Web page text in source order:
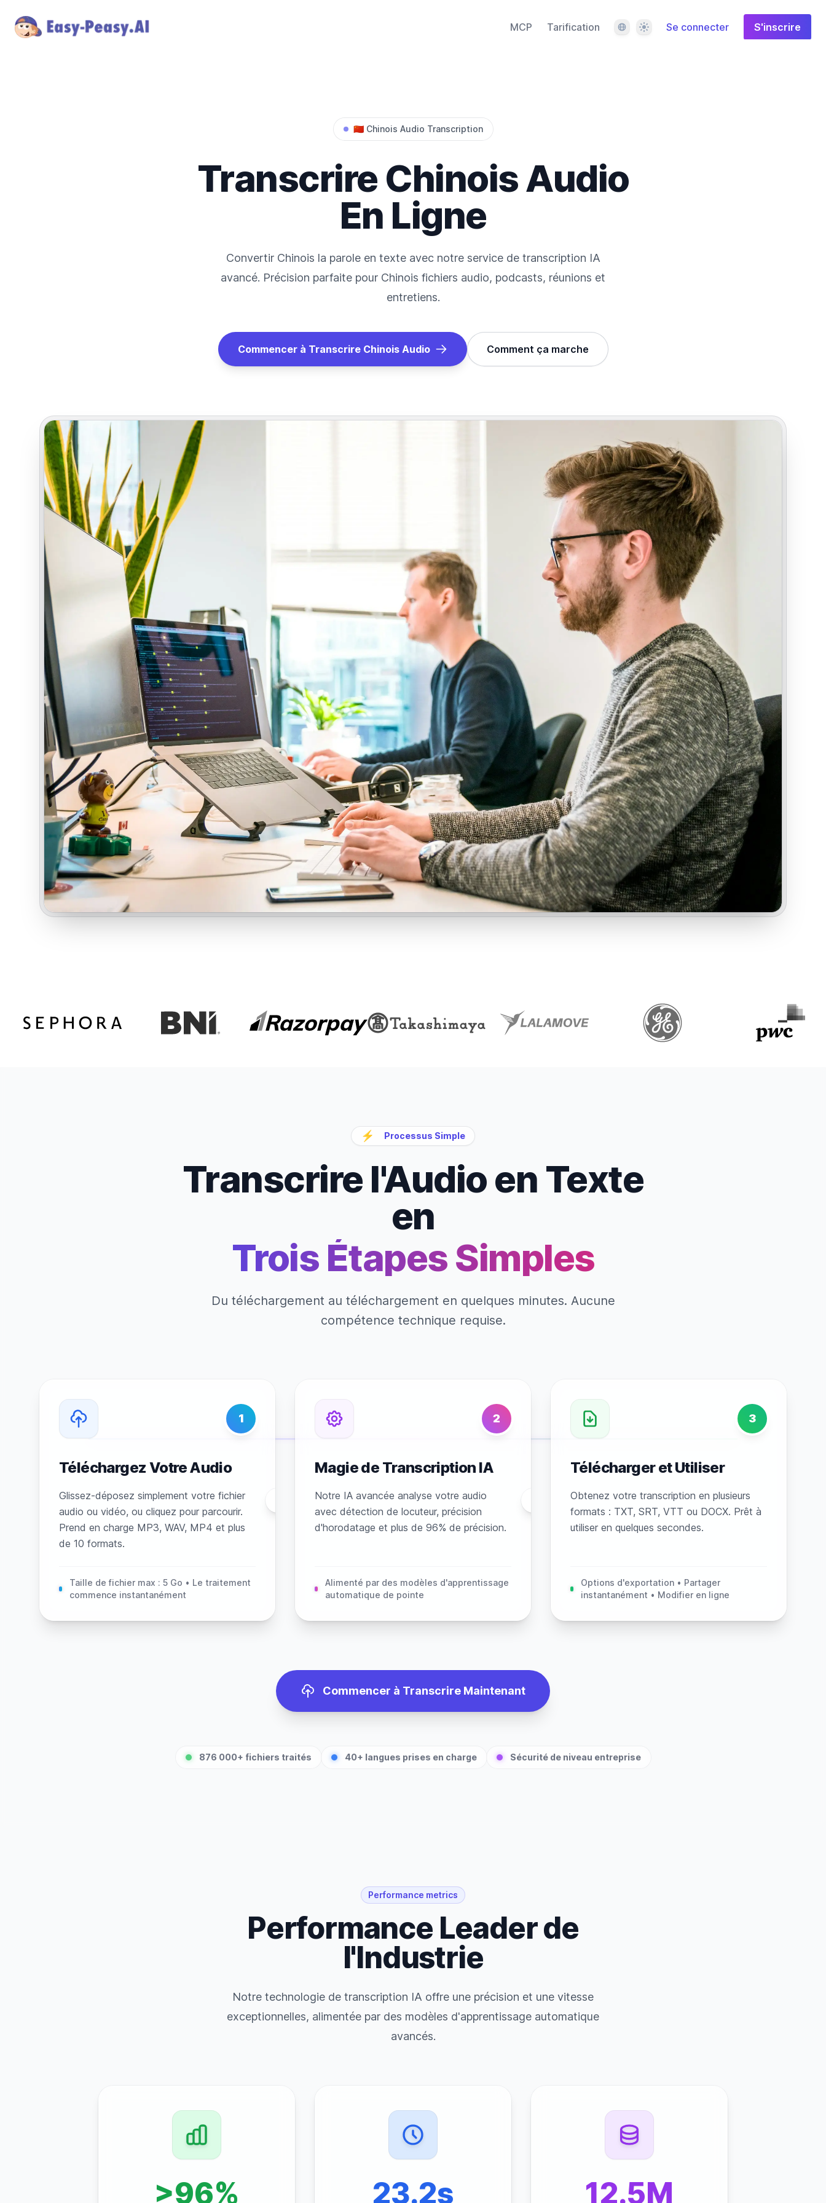
MCP Tarification LangueThèmeSe connecter S'inscrire
🇨🇳 Chinois Audio Transcription
Transcrire ChinoisAudio
En Ligne
Convertir Chinois la parole en texte avec notre service de transcription IA
avancé. Précision parfaite pour Chinois fichiers audio, podcasts, réunions et
entretiens.
Commencer à Transcrire Chinois Audio Comment ça marche
⚡ Processus Simple
Transcrire l'Audio en Texte
en
Trois Étapes Simples
Du téléchargement au téléchargement en quelques minutes. Aucune
compétence technique requise.
1
Téléchargez Votre Audio
Glissez-déposez simplement votre fichier
audio ou vidéo, ou cliquez pour parcourir.
Prend en charge MP3, WAV, MP4 et plus
de 10 formats.
Taille de fichier max : 5 Go • Le traitement
commence instantanément
2
Magie de Transcription IA
Notre IA avancée analyse votre audio
avec détection de locuteur, précision
d'horodatage et plus de 96% de précision.
Alimenté par des modèles d'apprentissage
automatique de pointe
3
Télécharger et Utiliser
Obtenez votre transcription en plusieurs
formats : TXT, SRT, VTT ou DOCX. Prêt à
utiliser en quelques secondes.
Options d'exportation • Partager
instantanément • Modifier en ligne
Commencer à Transcrire Maintenant
876 000+ fichiers traités 40+ langues prises en charge Sécurité de niveau entreprise
Performance metrics
Performance Leader de
l'Industrie
Notre technologie de transcription IA offre une précision et une vitesse
exceptionnelles, alimentée par des modèles d'apprentissage automatique
avancés.
>96% 23.2s 12.5M